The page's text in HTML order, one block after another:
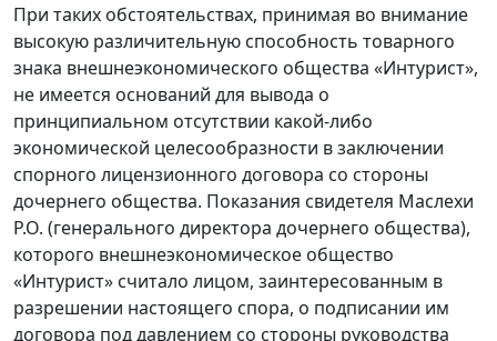
При таких обстоятельствах, принимая во внимание
высокую различительную способность товарного
знака внешнеэкономического общества «Интурист»,
не имеется оснований для вывода о
принципиальном отсутствии какой-либо
экономической целесообразности в заключении
спорного лицензионного договора со стороны
дочернего общества. Показания свидетеля Маслехи
Р.О. (генерального директора дочернего общества),
которого внешнеэкономическое общество
«Интурист» считало лицом, заинтересованным в
разрешении настоящего спора, о подписании им
договора под давлением со стороны руководства